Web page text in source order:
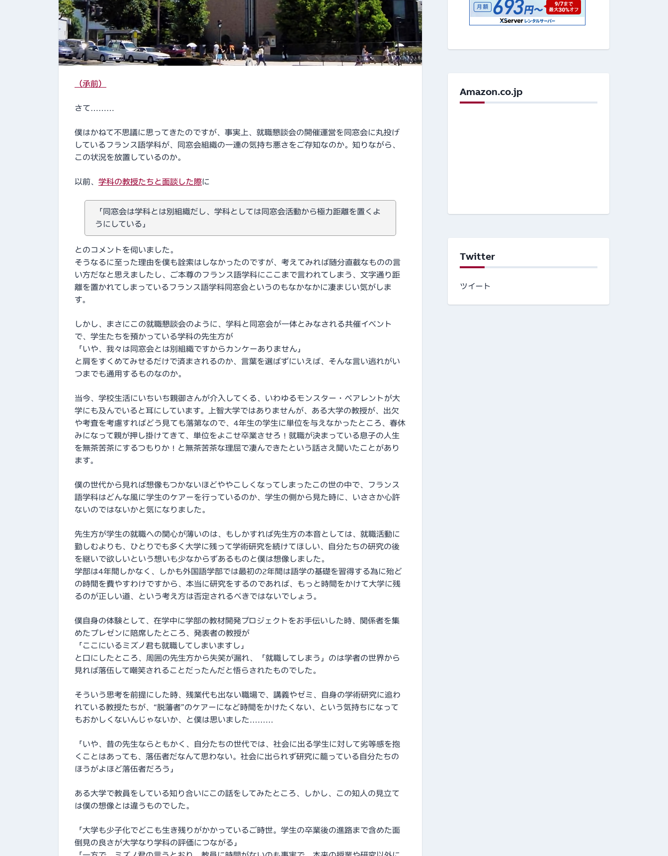
（承前）
さて………
僕はかねて不思議に思ってきたのですが、事実上、就職懇談会の開催運営を同窓会に丸投げ
しているフランス語学科が、同窓会組織の一連の気持ち悪さをご存知なのか。知りながら、
この状況を放置しているのか。
以前、 学科の教授たちと面談した際に
「同窓会は学科とは別組織だし、学科としては同窓会活動から極力距離を置くよ
うにしている」
とのコメントを伺いました。
そうなるに至った理由を僕も詮索はしなかったのですが、考えてみれば随分直截なものの言
い方だなと思えましたし、ご本尊のフランス語学科にここまで言われてしまう、文字通り距
離を置かれてしまっているフランス語学科同窓会というのもなかなかに凄まじい気がしま
す。
しかし、まさにこの就職懇談会のように、学科と同窓会が一体とみなされる共催イベント
で、学生たちを預かっている学科の先生方が
「いや、我々は同窓会とは別組織ですからカンケーありません」
と肩をすくめてみせるだけで済まされるのか、言葉を選ばずにいえば、そんな言い逃れがい
つまでも通用するものなのか。
当今、学校生活にいちいち親御さんが介入してくる、いわゆるモンスター・ペアレントが大
学にも及んでいると耳にしています。上智大学ではありませんが、ある大学の教授が、出欠
や考査を考慮すればどう見ても落第なので、4年生の学生に単位を与えなかったところ、春休
みになって親が押し掛けてきて、単位をよこせ卒業させろ！就職が決まっている息子の人生
を無茶苦茶にするつもりか！と無茶苦茶な理屈で凄んできたという話さえ聞いたことがあり
ます。
僕の世代から見れば想像もつかないほどややこしくなってしまったこの世の中で、フランス
語学科はどんな風に学生のケアーを行っているのか、学生の側から見た時に、いささか心許
ないのではないかと気になりました。
先生方が学生の就職への関心が薄いのは、もしかすれば先生方の本音としては、就職活動に
勤しむよりも、ひとりでも多く大学に残って学術研究を続けてほしい、自分たちの研究の後
を継いで欲しいという想いも少なからずあるものと僕は想像しました。
学部は4年間しかなく、しかも外国語学部では最初の2年間は語学の基礎を習得する為に殆ど
の時間を費やすわけですから、本当に研究をするのであれば、もっと時間をかけて大学に残
るのが正しい道、という考え方は否定されるべきではないでしょう。
僕自身の体験として、在学中に学部の教材開発プロジェクトをお手伝いした時、関係者を集
めたプレゼンに陪席したところ、発表者の教授が
「ここにいるミズノ君も就職してしまいますし」
と口にしたところ、周囲の先生方から失笑が漏れ、「就職してしまう」のは学者の世界から
見れば落伍して嘲笑されることだったんだと悟らされたものでした。
そういう思考を前提にした時、残業代も出ない職場で、講義やゼミ、自身の学術研究に追わ
れている教授たちが、“脱藩者”のケアーになど時間をかけたくない、という気持ちになって
もおかしくないんじゃないか、と僕は思いました………
「いや、昔の先生ならともかく、自分たちの世代では、社会に出る学生に対して劣等感を抱
くことはあっても、落伍者だなんて思わない。社会に出られず研究に籠っている自分たちの
ほうがよほど落伍者だろう」
ある大学で教員をしている知り合いにこの話をしてみたところ、しかし、この知人の見立て
は僕の想像とは違うものでした。
「大学も少子化でどこも生き残りがかかっているご時世。学生の卒業後の進路まで含めた面
倒見の良さが大学なり学科の評価につながる」
Amazon.co.jp
Twitter
ツイート